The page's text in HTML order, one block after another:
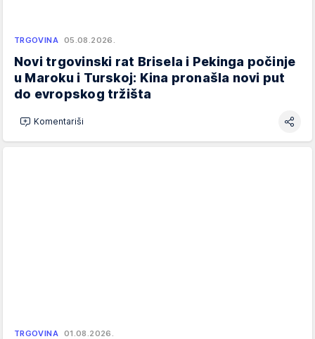
TRGOVINA 05.08.2026.
Novi trgovinski rat Brisela i Pekinga počinje
u Maroku i Turskoj: Kina pronašla novi put
do evropskog tržišta
Komentariši
TRGOVINA 01.08.2026.